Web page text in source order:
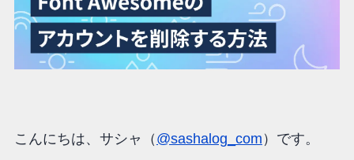
こんにちは、サシャ（ @sashalog_com ）です。